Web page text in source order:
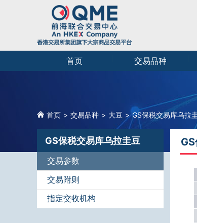
首页 交易品种
首页 交易品种 大豆 GS保税交易库乌拉
GS保税交易库乌拉圭豆
交易参数
交易附则
指定交收机构